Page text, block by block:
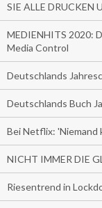
SIE ALLE DRUCKEN
MEDIENHITS 2020:
Media Control
Deutschlands
Deutschlands Buch
Bei Netflix: 'Niemand
NICHT IMMER DIE
Riesentrend in